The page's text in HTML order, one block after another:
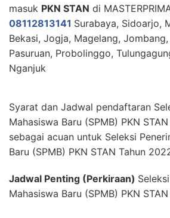
masuk PKN STAN di
08112813141 Surabaya, Sidoarjo,
Bekasi, Jogja, Magelang,
Pasuruan, Probolinggo,
Nganjuk
Syarat dan Jadwal pendaftaran
Mahasiswa Baru (SPMB) PKN
sebagai acuan untuk Seleksi
Baru (SPMB) PKN STAN Tahun
Jadwal Penting (Perkiraan)
Mahasiswa Baru (SPMB) PKN